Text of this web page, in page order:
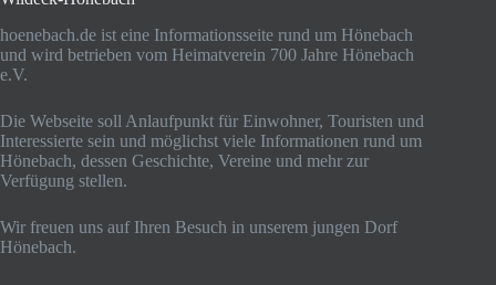
hoenebach.de ist eine Informationsseite rund um Hönebach
und wird betrieben vom Heimatverein 700 Jahre Hönebach
e.V.
Die Webseite soll Anlaufpunkt für Einwohner, Touristen und
Interessierte sein und möglichst viele Informationen rund um
Hönebach, dessen Geschichte, Vereine und mehr zur
Verfügung stellen.
Wir freuen uns auf Ihren Besuch in unserem jungen Dorf
Hönebach.